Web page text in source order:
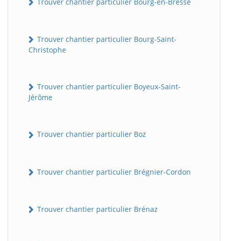
Trouver chantier particulier Bourg-Saint-
Christophe
Trouver chantier particulier Boyeux-Saint-
Jérôme
Trouver chantier particulier Boz
Trouver chantier particulier Brégnier-Cordon
Trouver chantier particulier Brénaz